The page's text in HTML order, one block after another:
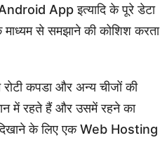
Android App इत्यादि के पूरे डेटा
से समझाने की कोशिश करता
कपडा और अन्य चीजों की
में रहते हैं और उसमें रहने का
दिखाने के लिए एक Web Hosting